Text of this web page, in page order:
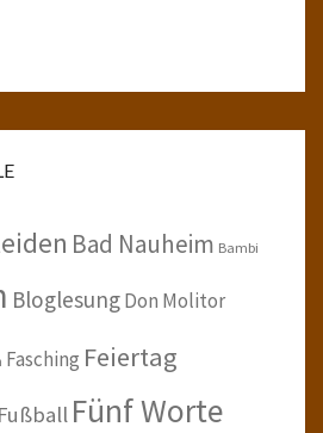
Bad Nauheim Bambi
BloglesungDon Molitor
Fasching Feiertag
Fußball Fünf Worte